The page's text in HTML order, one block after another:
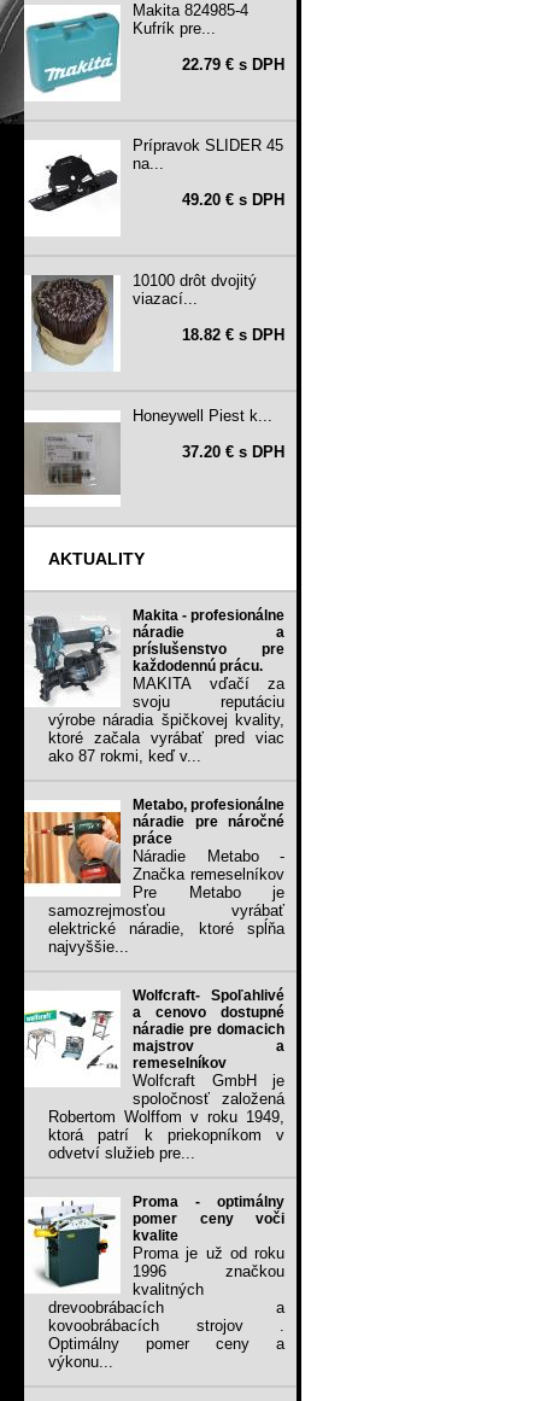
Makita 824985-4
Kufrík pre...
22.79 € s DPH
Prípravok SLIDER 45
na...
49.20 € s DPH
10100 drôt dvojitý
viazací...
18.82 € s DPH
Honeywell Piest k...
37.20 € s DPH
AKTUALITY
Makita - profesionálne
náradie a
príslušenstvo pre
každodennú prácu.
MAKITA vďačí za
svoju reputáciu
výrobe náradia špičkovej kvality,
ktoré začala vyrábať pred viac
ako 87 rokmi, keď v...
Metabo, profesionálne
náradie pre náročné
práce
Náradie Metabo -
Značka remeselníkov
Pre Metabo je
samozrejmosťou vyrábať
elektrické náradie, ktoré spĺňa
najvyššie...
Wolfcraft- Spoľahlivé
a cenovo dostupné
náradie pre domacich
majstrov a
remeselníkov
Wolfcraft GmbH je
spoločnosť založená
Robertom Wolffom v roku 1949,
ktorá patrí k priekopníkom v
odvetví služieb pre...
Proma - optimálny
pomer ceny voči
kvalite
Proma je už od roku
1996 značkou
kvalitných
drevoobrábacích a
kovoobrábacích strojov .
Optimálny pomer ceny a
výkonu...